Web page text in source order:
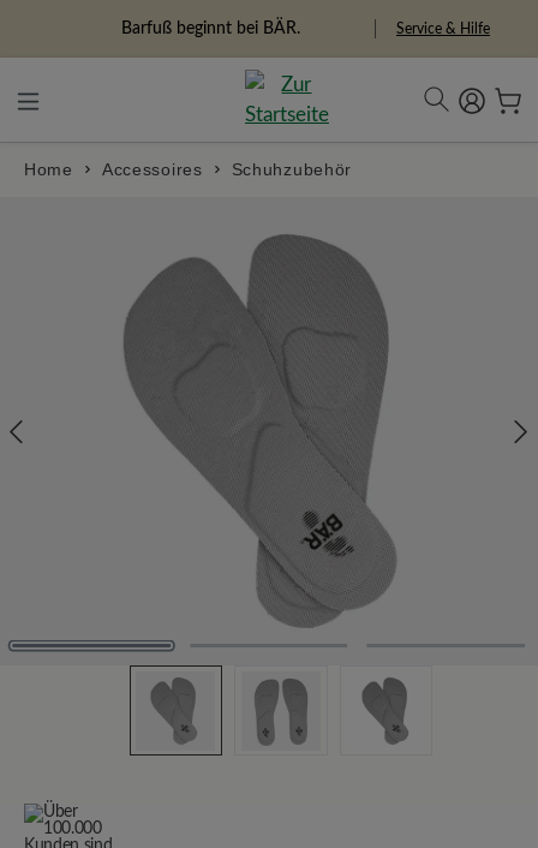
Barfuß beginnt bei BÄR. Service & Hilfe
Home Accessoires Schuhzubehör